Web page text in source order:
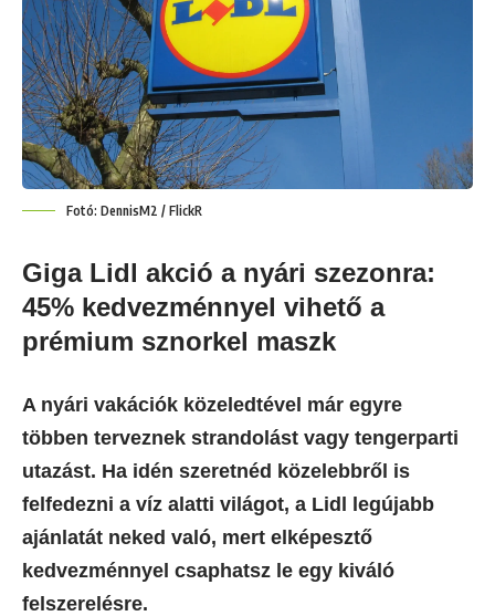
Fotó: DennisM2 / FlickR
Giga Lidl akció a nyári szezonra:
45% kedvezménnyel vihető a
prémium sznorkel maszk
A nyári vakációk közeledtével már egyre
többen terveznek strandolást vagy tengerparti
utazást. Ha idén szeretnéd közelebbről is
felfedezni a víz alatti világot, a Lidl legújabb
ajánlatát neked való, mert elképesztő
kedvezménnyel csaphatsz le egy kiváló
felszerelésre.